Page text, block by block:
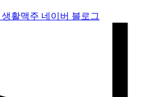
생활맥주 네이버 블로그